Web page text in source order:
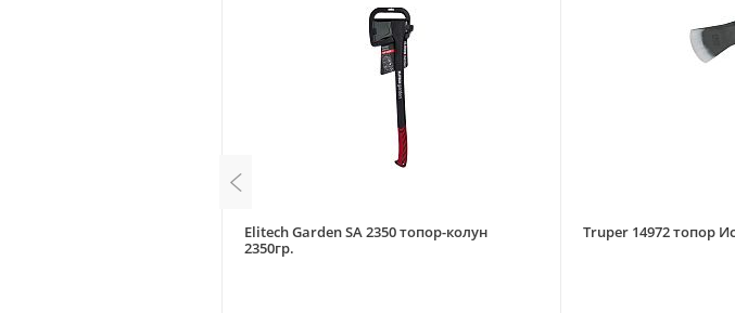
Elitech Garden SA 2350 топор-колун
2350гр.
Truper 14972 топор